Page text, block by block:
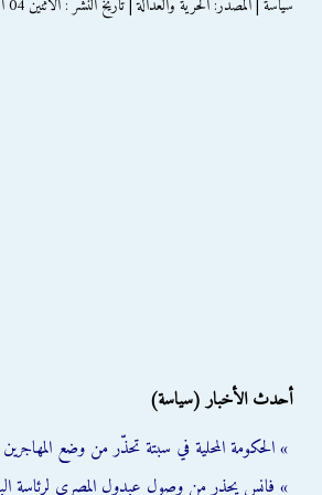
سياسة | المصدر: الحرية والعدالة | تاريخ النشر : الاثنين 04 اغسطس 2014
أحدث الأخبار (سياسة)
» الحكومة المحلية في سبتة تحذّر من وضع
» فانس يحذر من وصول عبدول المصري لرئاسة